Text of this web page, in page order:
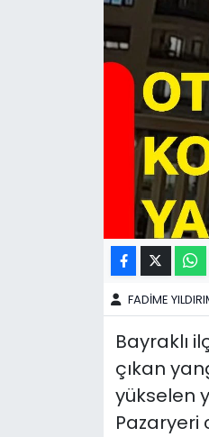
FADİME
Bayraklı
çıkan
yükselen
Pazaryeri
11:11 MANŞET